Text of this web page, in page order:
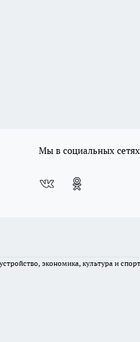
Мы в социальных сетях
экономика, культура и